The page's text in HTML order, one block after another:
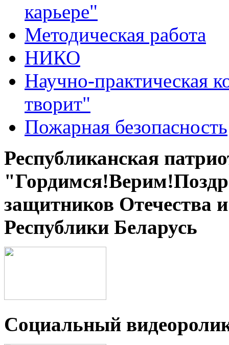
карьере"
Методическая работа
НИКО
Научно-практическая
творит"
Пожарная безопасность
Республиканская
защитников Отечества
Республики Беларусь
Социальный